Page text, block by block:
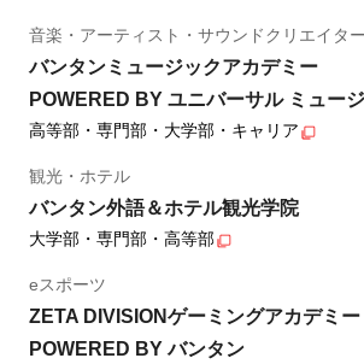
音楽・アーティスト・サウンドクリエイター
バンタンミュージックアカデミー
POWERED BY ユニバーサル ミュー
高等部・専門部・大学部・キャリア
観光・ホテル
バンタン外語＆ホテル観光学院
大学部・専門部・高等部
eスポーツ
ZETA DIVISIONゲーミングアカデミー
POWERED BY バンタン